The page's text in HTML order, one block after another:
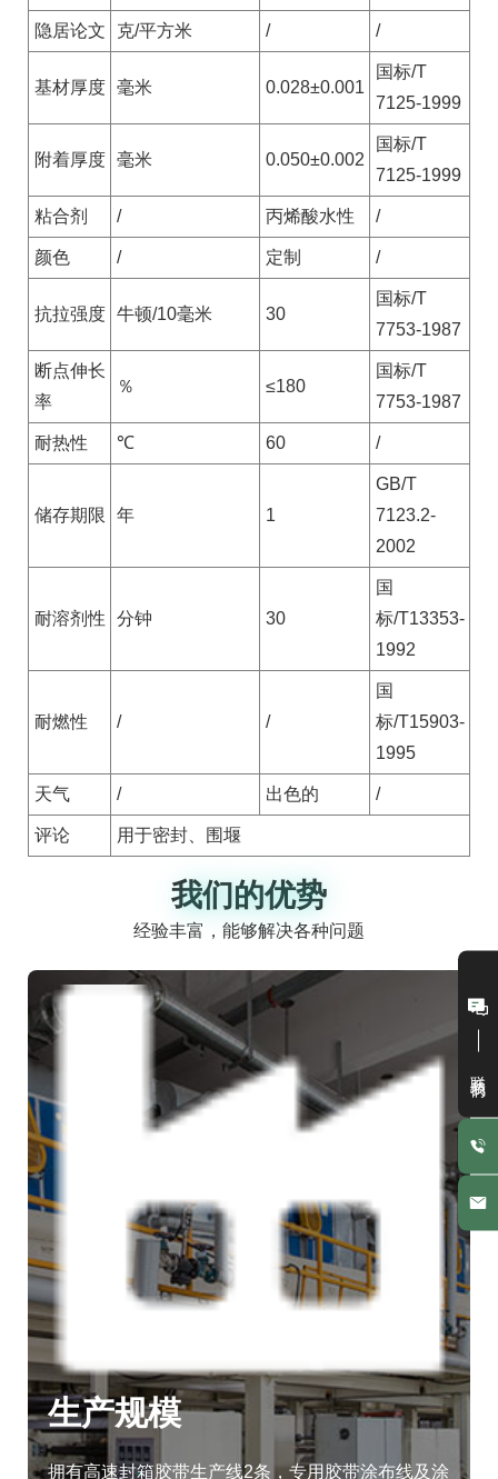
隐居论文 克/平方米 / /
基材厚度 毫米 0.028±0.001
国标/T
7125-1999
附着厚度 毫米 0.050±0.002
国标/T
7125-1999
粘合剂 / 丙烯酸水性 /
颜色 / 定制 /
抗拉强度 牛顿/10毫米 30
国标/T
7753-1987
断点伸长
率
％ ≤180
国标/T
7753-1987
耐热性 ℃ 60 /
储存期限 年 1
GB/T
7123.2-
2002
耐溶剂性 分钟 30
国
标/T13353-
1992
耐燃性 / /
国
标/T15903-
1995
天气 / 出色的 /
评论 用于密封、围堰
我们的优势
我们的优势
经验丰富，能够解决各种问题
生产规模
拥有高速封箱胶带生产线2条，专用胶带涂布线及涂